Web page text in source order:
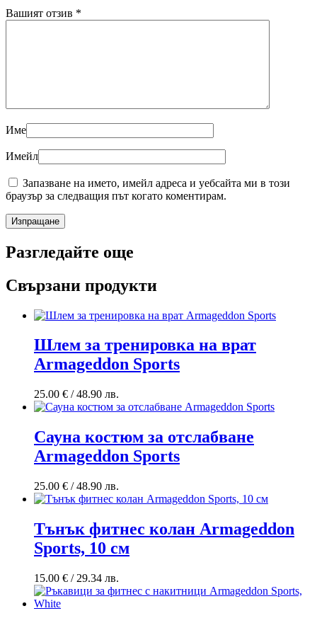
Вашият отзив *
Име
Имейл
Запазване на името, имейл адреса и уебсайта ми в този
браузър за следващия път когато коментирам.
Разгледайте още
Свързани продукти
Шлем за тренировка на врат
Armageddon Sports
25.00 € / 48.90 лв.
Сауна костюм за отслабване
Armageddon Sports
25.00 € / 48.90 лв.
Тънък фитнес колан Armageddon
Sports, 10 см
15.00 € / 29.34 лв.